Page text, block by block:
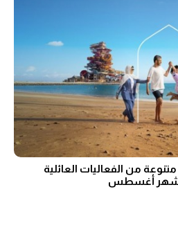
من الفعاليات العائلية
شهر أغسطس